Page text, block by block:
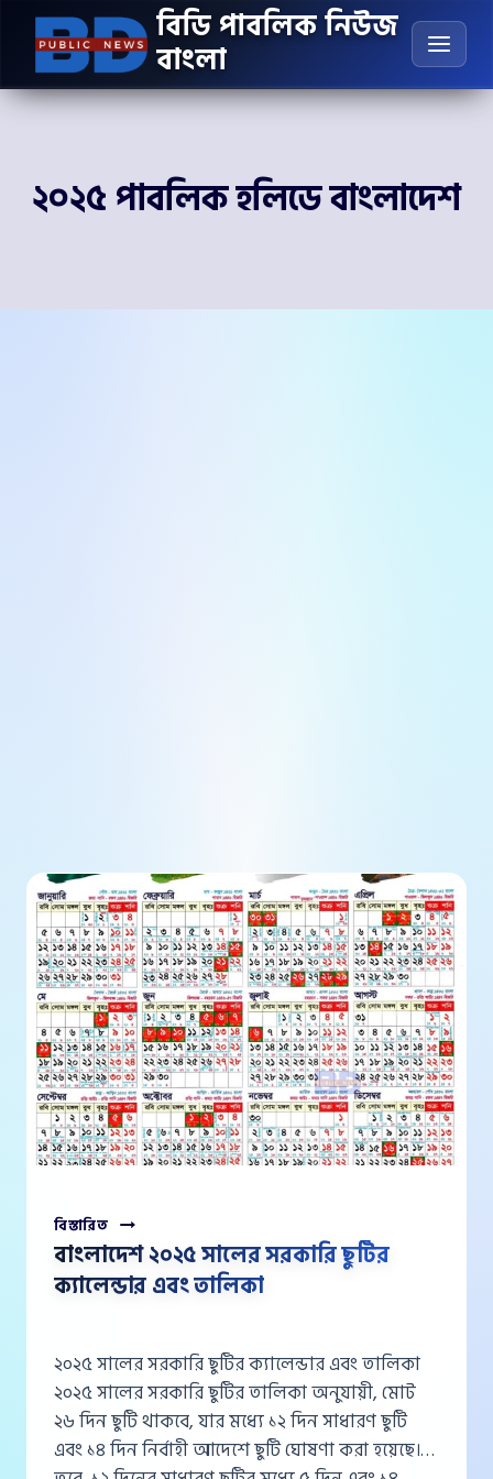
content
বিডি পাবলিক নিউজ
বাংলা
২০২৫ পাবলিক হলিডে বাংলাদেশ
বাংলাদেশ ২০২৫ সালের সরকারি ছুটির
ক্যালেন্ডার এবং তালিকা
২০২৫ সালের সরকারি ছুটির ক্যালেন্ডার এবং তালিকা
২০২৫ সালের সরকারি ছুটির তালিকা অনুযায়ী, মোট
২৬ দিন ছুটি থাকবে, যার মধ্যে ১২ দিন সাধারণ ছুটি
এবং ১৪ দিন নির্বাহী আদেশে ছুটি ঘোষণা করা হয়েছে।
বিস্তারিত বাংলাদেশ
২০২৫
সালের
সরকারি
এবং
তালিকা